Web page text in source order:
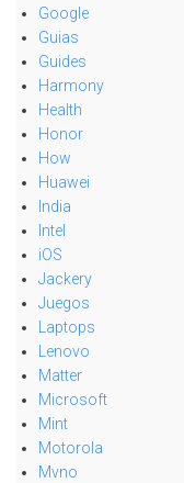
Google
Guias
Guides
Harmony
Health
Honor
How
Huawei
India
Intel
iOS
Jackery
Juegos
Laptops
Lenovo
Matter
Microsoft
Mint
Motorola
Mvno